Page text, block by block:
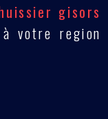
gisors
votre region